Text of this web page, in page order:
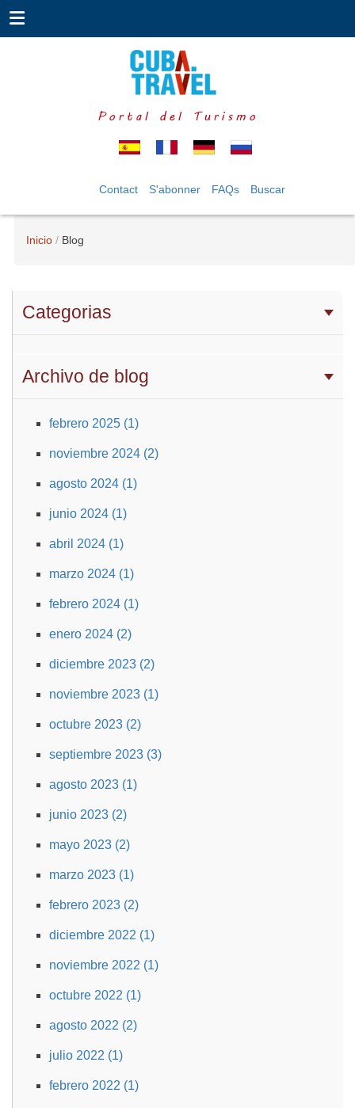
Portal del Turismo
Contact S'abonner FAQs Buscar
Inicio Blog
Categorias
Archivo de blog
febrero 2025 (1)
noviembre 2024 (2)
agosto 2024 (1)
junio 2024 (1)
abril 2024 (1)
marzo 2024 (1)
febrero 2024 (1)
enero 2024 (2)
diciembre 2023 (2)
noviembre 2023 (1)
octubre 2023 (2)
septiembre 2023 (3)
agosto 2023 (1)
junio 2023 (2)
mayo 2023 (2)
marzo 2023 (1)
febrero 2023 (2)
diciembre 2022 (1)
noviembre 2022 (1)
octubre 2022 (1)
agosto 2022 (2)
julio 2022 (1)
febrero 2022 (1)